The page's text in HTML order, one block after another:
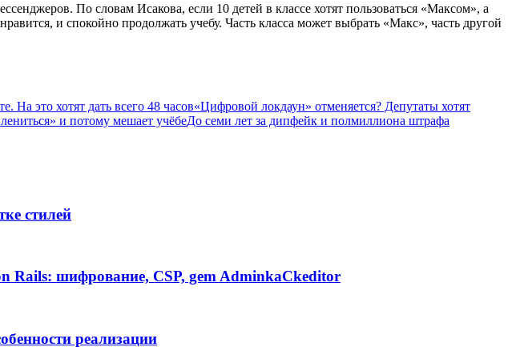
По словам Исакова, если 10 детей в классе хотят пользоваться «Максом», а
и спокойно продолжать учебу. Часть класса может выбрать «Макс», часть другой
На это хотят дать всего 48 часов«Цифровой локдаун» отменяется? Депутаты хотят
и потому мешает учёбеДо семи лет за дипфейк и полмиллиона штрафа
стилей
Rails: шифрование, CSP, gem AdminkaCkeditor
реализации